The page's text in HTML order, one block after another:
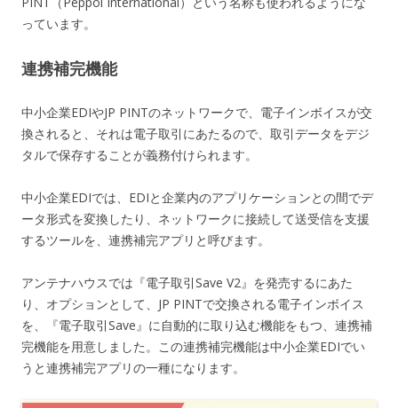
っています。
連携補完機能
中小企業EDIやJP PINTのネットワークで、電子インボイスが交
換されると、それは電子取引にあたるので、取引データをデジ
タルで保存することが義務付けられます。
中小企業EDIでは、EDIと企業内のアプリケーションとの間でデ
ータ形式を変換したり、ネットワークに接続して送受信を支援
するツールを、連携補完アプリと呼びます。
アンテナハウスでは『電子取引Save V2』を発売するにあた
り、オプションとして、JP PINTで交換される電子インボイス
を、『電子取引Save』に自動的に取り込む機能をもつ、連携補
完機能を用意しました。この連携補完機能は中小企業EDIでい
うと連携補完アプリの一種になります。